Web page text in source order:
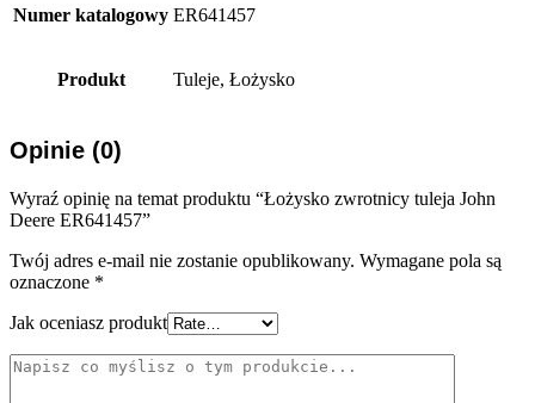
Numer katalogowy ER641457
Produkt Tuleje, Łożysko
Opinie (0)
Wyraź opinię na temat produktu “Łożysko zwrotnicy tuleja John
Deere ER641457”
Twój adres e-mail nie zostanie opublikowany. Wymagane pola są
oznaczone *
Jak oceniasz produkt